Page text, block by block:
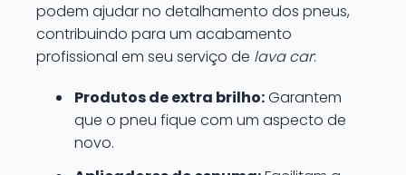
podem ajudar no detalhamento dos pneus,
contribuindo para um acabamento
profissional em seu serviço de lava car:
Produtos de extra brilho:Garantem
que o pneu fique com um aspecto de
novo.